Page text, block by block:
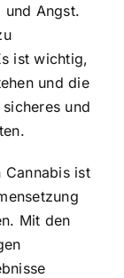
und Angst.
ist wichtig,
und die
und
Cannabis ist
Mit den